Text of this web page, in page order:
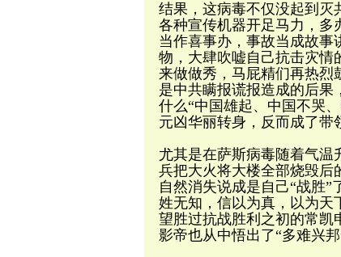
结果，这病毒不仅没起到灭
各种宣传机器开足马力，多
当作喜事办，事故当成故事
物，大肆吹嘘自己抗击灾情
来做做秀，马屁精们再热烈
是中共瞒报谎报造成的后果
什么“中国雄起、中国不哭
元凶华丽转身，反而成了带
尤其是在萨斯病毒随着气温
兵把大火将大楼全部烧毁后
自然消失说成是自己“战胜”
姓无知，信以为真，以为天
望胜过抗战胜利之初的常凯
影帝也从中悟出了“多难兴邦